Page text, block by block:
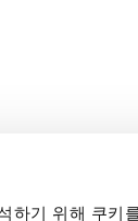
하기 위해 쿠키